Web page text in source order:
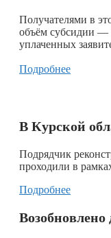
Получателями в
объём субсидии —
уплаченных
Подробнее
В Курской
Подрядчик
проходили в
Подробнее